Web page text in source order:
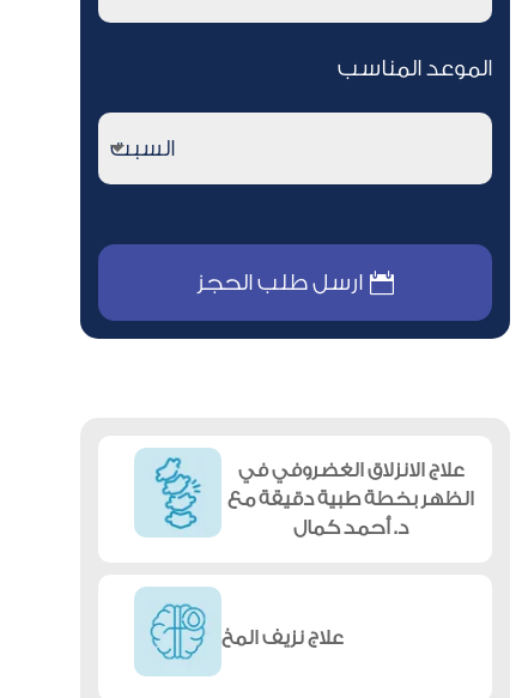
الموعد المناسب
ارسل طلب الحجز
علاج الانزلاق الغضروفي في
الظهر بخطة طبية دقيقة مع
د. أحمد كمال
علاج نزيف المخ